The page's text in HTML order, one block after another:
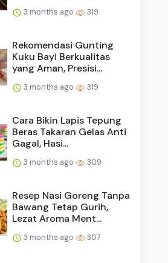
3 months ago 319
Rekomendasi Gunting
Kuku Bayi Berkualitas
yang Aman, Presisi...
3 months ago 319
Cara Bikin Lapis Tepung
Beras Takaran Gelas Anti
Gagal, Hasi...
3 months ago 309
Resep Nasi Goreng Tanpa
Bawang Tetap Gurih,
Lezat Aroma Ment...
3 months ago 307